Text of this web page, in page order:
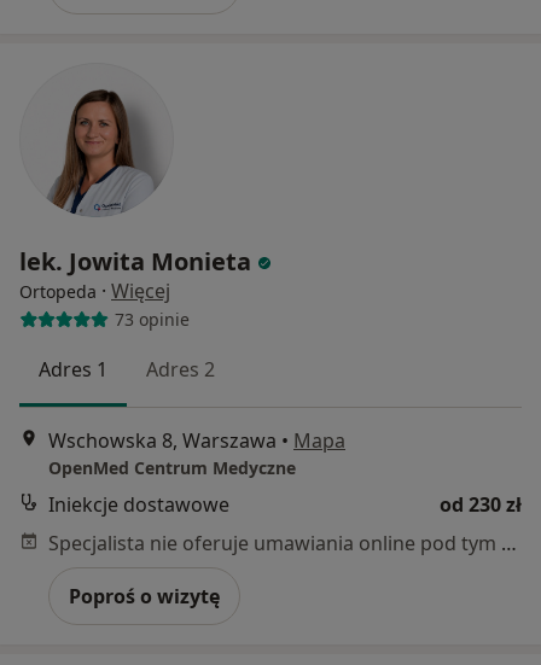
lek. Jowita Monieta
Ortopeda · Więcej
73 opinie
Adres 1 Adres 2
Wschowska 8, Warszawa • Mapa
OpenMed Centrum Medyczne
Iniekcje dostawowe
od 230 zł
Specjalista nie oferuje umawiania online pod tym adresem.
Poproś o wizytę